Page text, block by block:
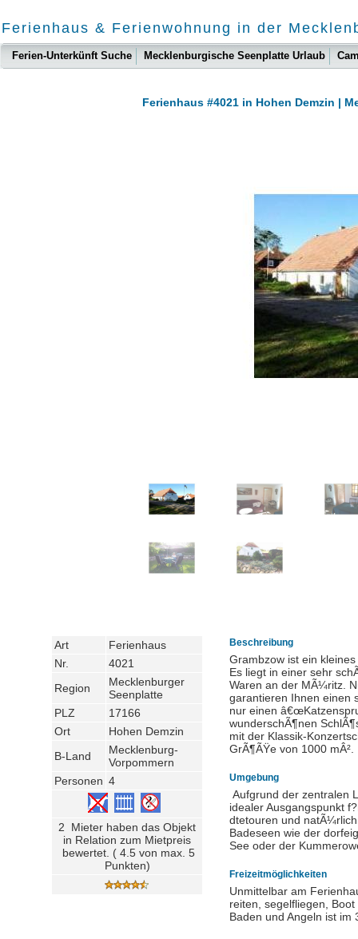
Ferienhaus & Ferienwohnung in der
Ferien-Unterkünft Suche Mecklenburgische Seenplatte Urlaub
Ferienhaus #4021 in Hohen Demzin |
Art
Ferienhaus
Nr.
4021
Region
Mecklenburger
Seenplatte
PLZ
17166
Ort
Hohen Demzin
B-Land
Mecklenburg-
Vorpommern
Personen 4
2 Mieter haben das Objekt
in Relation zum Mietpreis
bewertet. ( 4.5 von max. 5
Punkten)
Beschreibung
Grambzow ist ein
Es liegt in einer sehr
Waren an der MÃ¼ritz.
garantieren Ihnen einen
nur einen
wunderschÃ¶nen
mit der Klassik-
GrÃ¶ÃŸe von 1000 mÂ².
Umgebung
Aufgrund der zentralen
idealer Ausgangspunkt
dtetouren und
Badeseen wie der
See oder der
Freizeitmöglichkeiten
Unmittelbar am
reiten, segelfliegen,
Baden und Angeln ist im